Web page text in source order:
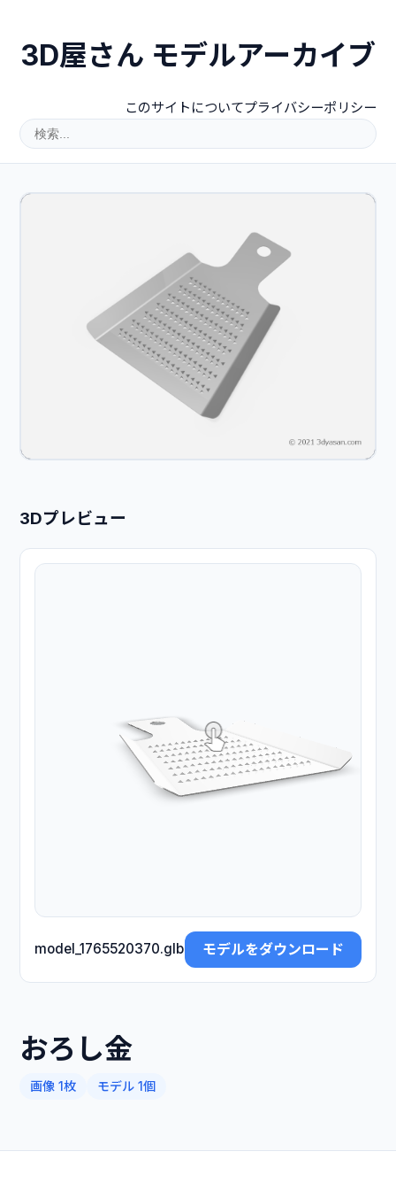
3D屋さん モデルアーカイブ
このサイトについてプライバシーポリシー
3Dプレビュー
model_1765520370.glb モデルをダウンロード
おろし金
画像 1枚 モデル 1個